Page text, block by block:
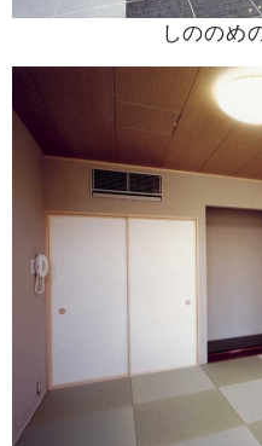
しののめ